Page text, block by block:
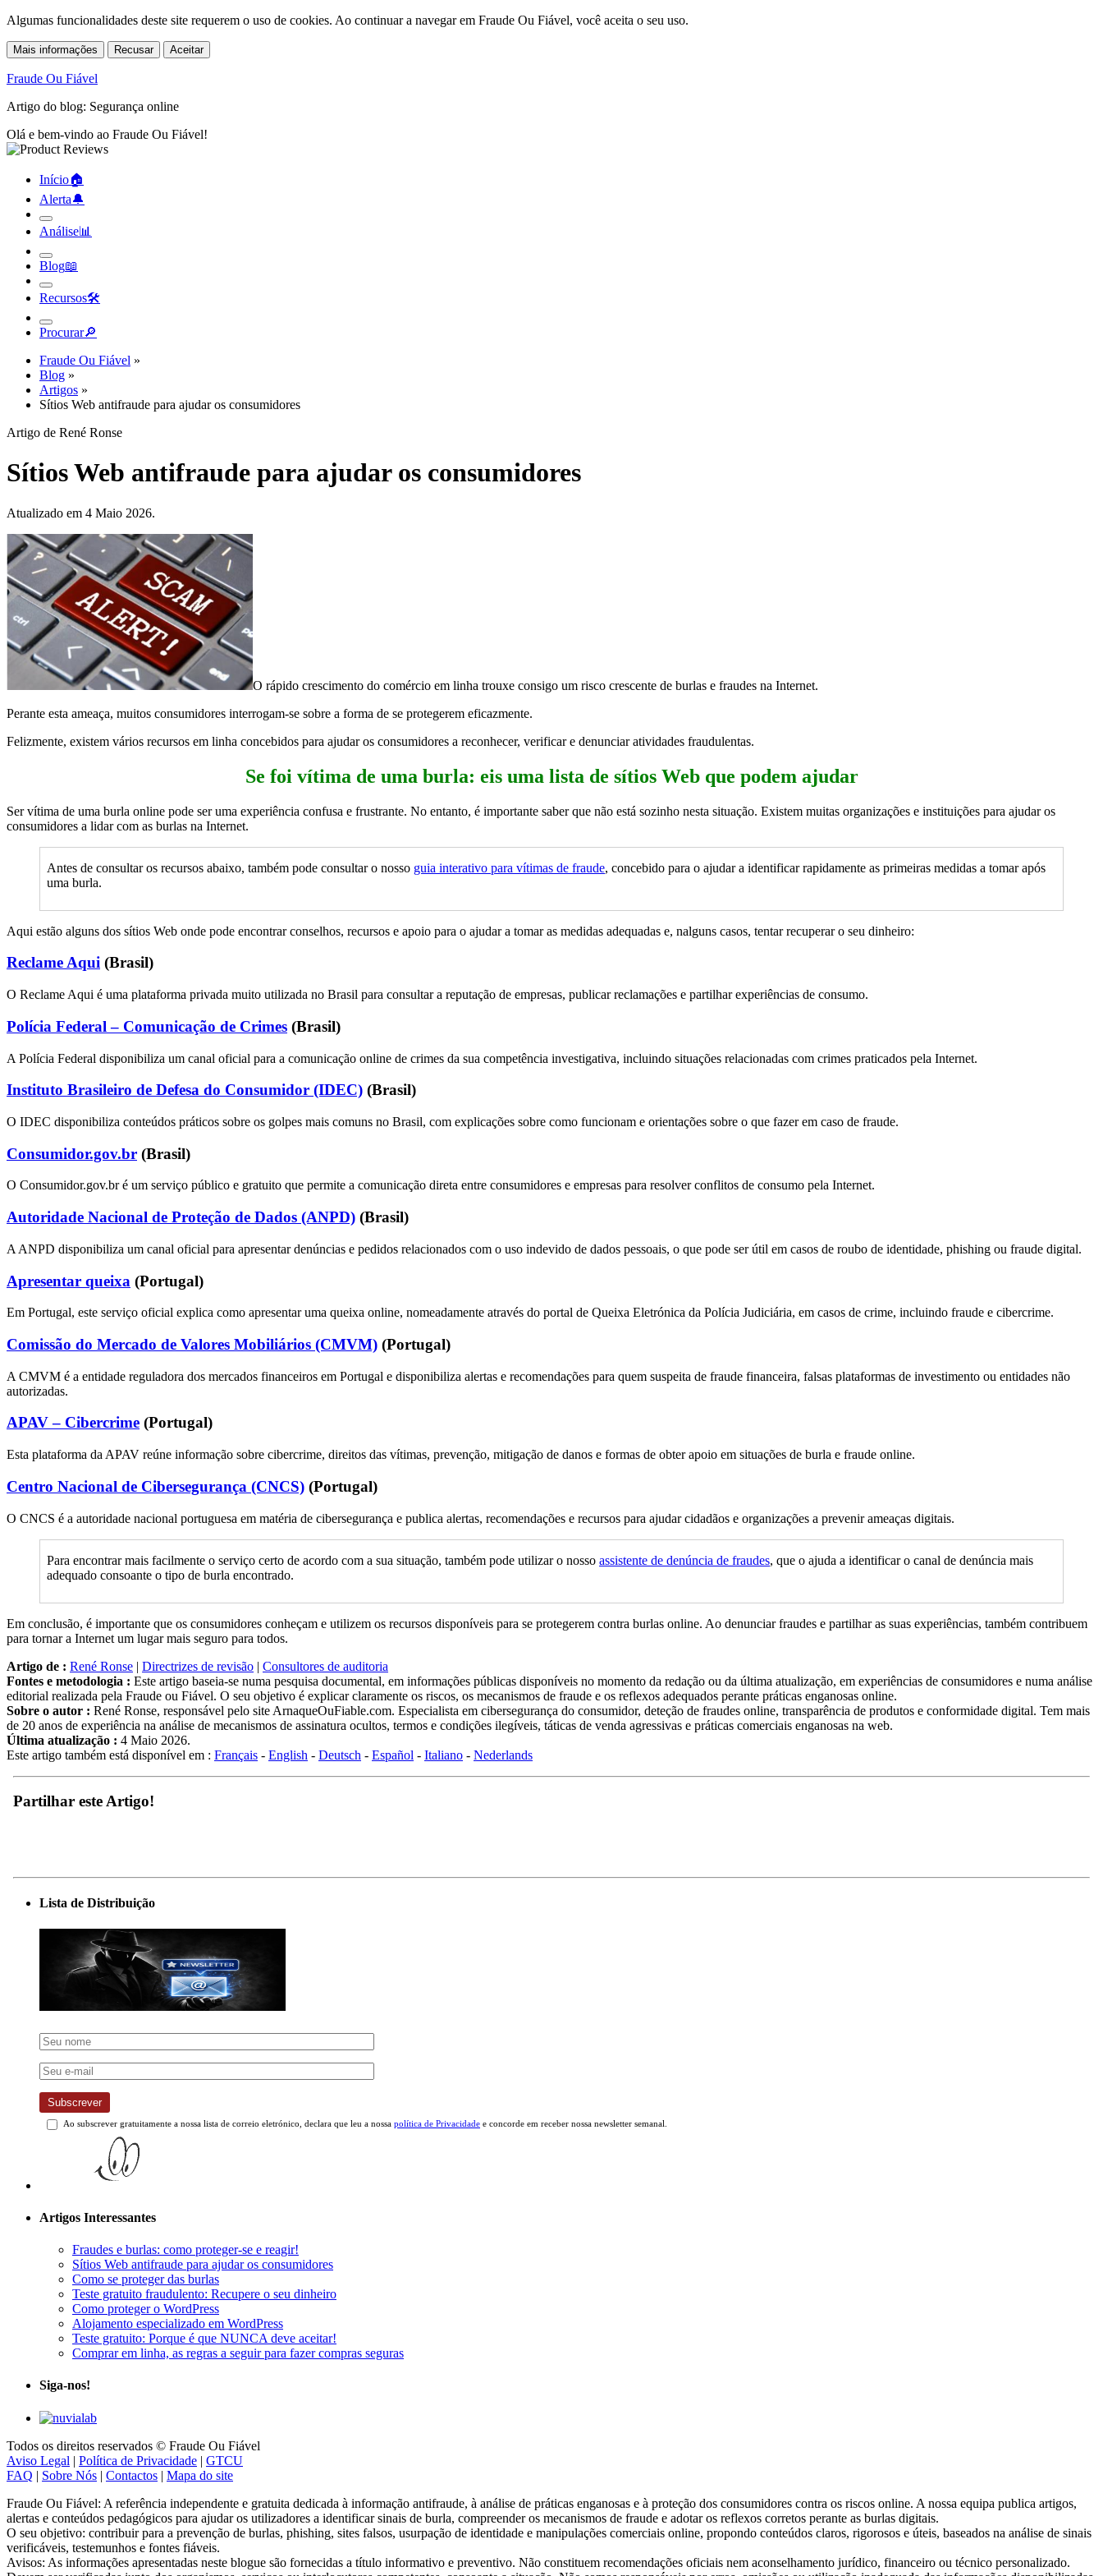
Algumas funcionalidades deste site requerem o uso de cookies. Ao continuar a navegar em Fraude Ou Fiável, você aceita o seu uso.
Mais informações Recusar Aceitar
Fraude Ou Fiável
Artigo do blog: Segurança online
Olá e bem-vindo ao Fraude Ou Fiável!
Início🏠︎
Alerta🔔︎
Análise📊︎
Blog📖︎
Recursos🛠︎
Procurar🔎︎
Fraude Ou Fiável »
Blog »
Artigos »
Sítios Web antifraude para ajudar os consumidores
Artigo de René Ronse
Sítios Web antifraude para ajudar os consumidores
Atualizado em 4 Maio 2026.
O rápido crescimento do comércio em linha trouxe consigo um risco crescente de burlas e fraudes na Internet.
Perante esta ameaça, muitos consumidores interrogam-se sobre a forma de se protegerem eficazmente.
Felizmente, existem vários recursos em linha concebidos para ajudar os consumidores a reconhecer, verificar e denunciar atividades fraudulentas.
Se foi vítima de uma burla: eis uma lista de sítios Web que podem ajudar
Ser vítima de uma burla online pode ser uma experiência confusa e frustrante. No entanto, é importante saber que não está sozinho nesta situação. Existem muitas organizações e instituições para ajudar os
consumidores a lidar com as burlas na Internet.
Antes de consultar os recursos abaixo, também pode consultar o nosso guia interativo para vítimas de fraude, concebido para o ajudar a identificar rapidamente as primeiras medidas a tomar após
uma burla.
Aqui estão alguns dos sítios Web onde pode encontrar conselhos, recursos e apoio para o ajudar a tomar as medidas adequadas e, nalguns casos, tentar recuperar o seu dinheiro:
Reclame Aqui (Brasil)
O Reclame Aqui é uma plataforma privada muito utilizada no Brasil para consultar a reputação de empresas, publicar reclamações e partilhar experiências de consumo.
Polícia Federal – Comunicação de Crimes (Brasil)
A Polícia Federal disponibiliza um canal oficial para a comunicação online de crimes da sua competência investigativa, incluindo situações relacionadas com crimes praticados pela Internet.
Instituto Brasileiro de Defesa do Consumidor (IDEC) (Brasil)
O IDEC disponibiliza conteúdos práticos sobre os golpes mais comuns no Brasil, com explicações sobre como funcionam e orientações sobre o que fazer em caso de fraude.
Consumidor.gov.br (Brasil)
O Consumidor.gov.br é um serviço público e gratuito que permite a comunicação direta entre consumidores e empresas para resolver conflitos de consumo pela Internet.
Autoridade Nacional de Proteção de Dados (ANPD) (Brasil)
A ANPD disponibiliza um canal oficial para apresentar denúncias e pedidos relacionados com o uso indevido de dados pessoais, o que pode ser útil em casos de roubo de identidade, phishing ou fraude digital.
Apresentar queixa (Portugal)
Em Portugal, este serviço oficial explica como apresentar uma queixa online, nomeadamente através do portal de Queixa Eletrónica da Polícia Judiciária, em casos de crime, incluindo fraude e cibercrime.
Comissão do Mercado de Valores Mobiliários (CMVM) (Portugal)
A CMVM é a entidade reguladora dos mercados financeiros em Portugal e disponibiliza alertas e recomendações para quem suspeita de fraude financeira, falsas plataformas de investimento ou entidades não
autorizadas.
APAV – Cibercrime (Portugal)
Esta plataforma da APAV reúne informação sobre cibercrime, direitos das vítimas, prevenção, mitigação de danos e formas de obter apoio em situações de burla e fraude online.
Centro Nacional de Cibersegurança (CNCS) (Portugal)
O CNCS é a autoridade nacional portuguesa em matéria de cibersegurança e publica alertas, recomendações e recursos para ajudar cidadãos e organizações a prevenir ameaças digitais.
Para encontrar mais facilmente o serviço certo de acordo com a sua situação, também pode utilizar o nosso assistente de denúncia de fraudes, que o ajuda a identificar o canal de denúncia mais
adequado consoante o tipo de burla encontrado.
Em conclusão, é importante que os consumidores conheçam e utilizem os recursos disponíveis para se protegerem contra burlas online. Ao denunciar fraudes e partilhar as suas experiências, também contribuem
para tornar a Internet um lugar mais seguro para todos.
Artigo de : René Ronse | Directrizes de revisão | Consultores de auditoria
Fontes e metodologia : Este artigo baseia-se numa pesquisa documental, em informações públicas disponíveis no momento da redação ou da última atualização, em experiências de consumidores e numa análise
editorial realizada pela Fraude ou Fiável. O seu objetivo é explicar claramente os riscos, os mecanismos de fraude e os reflexos adequados perante práticas enganosas online.
Sobre o autor : René Ronse, responsável pelo site ArnaqueOuFiable.com. Especialista em cibersegurança do consumidor, deteção de fraudes online, transparência de produtos e conformidade digital. Tem mais
de 20 anos de experiência na análise de mecanismos de assinatura ocultos, termos e condições ilegíveis, táticas de venda agressivas e práticas comerciais enganosas na web.
Última atualização : 4 Maio 2026.
Este artigo também está disponível em : Français - English - Deutsch - Español - Italiano - Nederlands
Partilhar este Artigo!
Lista de Distribuição
Subscrever
Ao subscrever gratuitamente a nossa lista de correio eletrónico, declara que leu a nossa política de Privacidade e concorde em receber nossa newsletter semanal.
Artigos Interessantes
Fraudes e burlas: como proteger-se e reagir!
Sítios Web antifraude para ajudar os consumidores
Como se proteger das burlas
Teste gratuito fraudulento: Recupere o seu dinheiro
Como proteger o WordPress
Alojamento especializado em WordPress
Teste gratuito: Porque é que NUNCA deve aceitar!
Comprar em linha, as regras a seguir para fazer compras seguras
Siga-nos!
Todos os direitos reservados © Fraude Ou Fiável
Aviso Legal | Política de Privacidade | GTCU
FAQ | Sobre Nós | Contactos | Mapa do site
Fraude Ou Fiável: A referência independente e gratuita dedicada à informação antifraude, à análise de práticas enganosas e à proteção dos consumidores contra os riscos online. A nossa equipa publica artigos,
alertas e conteúdos pedagógicos para ajudar os utilizadores a identificar sinais de burla, compreender os mecanismos de fraude e adotar os reflexos corretos perante as burlas digitais.
O seu objetivo: contribuir para a prevenção de burlas, phishing, sites falsos, usurpação de identidade e manipulações comerciais online, propondo conteúdos claros, rigorosos e úteis, baseados na análise de sinais
verificáveis, testemunhos e fontes fiáveis.
Avisos: As informações apresentadas neste blogue são fornecidas a título informativo e preventivo. Não constituem recomendações oficiais nem aconselhamento jurídico, financeiro ou técnico personalizado.